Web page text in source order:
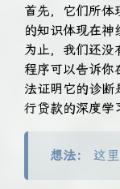
首先，它们所体
的知识体现在神
为止，我们还没
程序可以告诉你
法证明它的诊断
行贷款的深度学
想法： 这